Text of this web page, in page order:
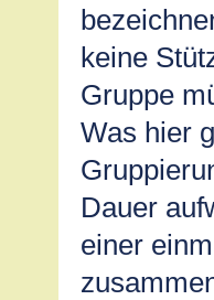
keine
Gruppe
Was hier
Dauer
einer